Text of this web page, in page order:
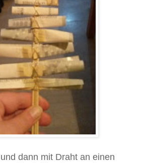
dann mit Draht an einen